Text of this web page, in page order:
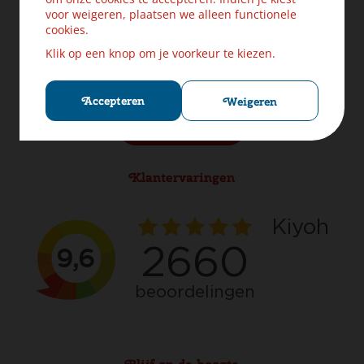
voor weigeren, plaatsen we alleen functionele
cookies.
Klik op een knop om je voorkeur te kiezen.
Accepteren Weigeren
Levering & Verzendinformatie
Ruilen & Retourneren
Klachten? Laat ons helpen!
Cookies
Klantervaringen